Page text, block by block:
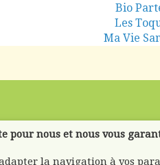
Bio
Les
Ma Vie
nous et nous vous
la navigation à vos